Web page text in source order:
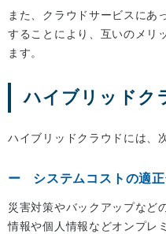
また、クラウドサービスにあ
することにより、互いのメリ
ます。
ハイブリッドク
ハイブリッドクラウドには、
システムコストの適
災害対策やバックアップなど
情報や個人情報などオンプレ